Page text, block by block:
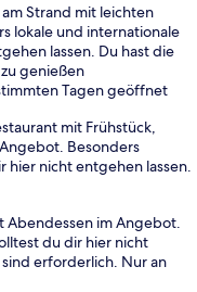
am Strand mit leichten
lokale und internationale
lassen. Du hast die
genießen
Tagen geöffnet
mit Frühstück,
Besonders
hier nicht entgehen lassen.
Abendessen im Angebot.
du dir hier nicht
erforderlich. Nur an